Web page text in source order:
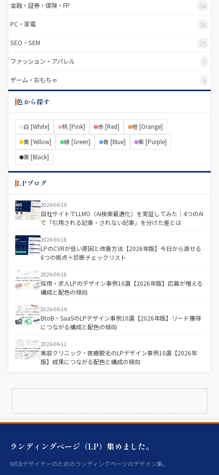
金融・証券・保険・FP 34
PC・家電 26
SEO・SEM 25
ファッション・アパレル 7
ゲーム・おもちゃ 4
色から探す
白 [White] 桃 [Pink] 赤 [Red]
橙 [Orange]
黄 [Yellow]
緑 [Green] 青 [Blue]
紫 [Purple]
黒 [Black]
LPブログ
2026-06-19
自社サイトでLLMO（AI検索最適化）を実証してみた｜4つのAI
で「引用される記事・されない記事」を分けた差とは
2026-06-18
LPのCVRが低い原因と改善方法【2026年版】今日から直せる
6つの視点＋診断チェックリスト
2026-06-18
採用・求人LPのデザイン事例10選【2026年版】応募が増える
構成と配色の傾向
2026-06-16
BtoB・SaaSのLPデザイン事例10選【2026年版】リード獲得
につながる構成と配色の傾向
2026-06-11
美容クリニック・医療脱毛のLPデザイン事例10選【2026年
版】成果につながる配色と構成の傾向
ランディングページ（LP）集めました。
WEBデザイナーのためのランディングページのデザイン集。